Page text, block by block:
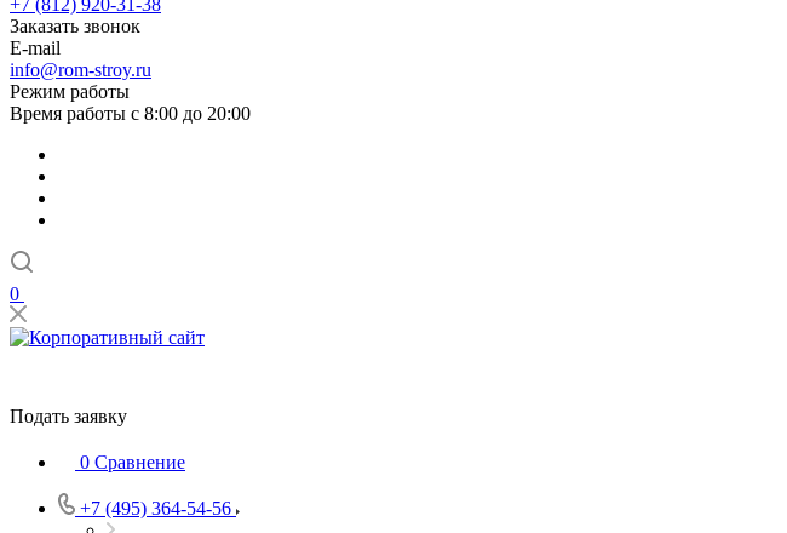
+7 (812) 920-31-38
Заказать звонок
E-mail
info@rom-stroy.ru
Режим работы
Время работы с 8:00 до 20:00
0
Подать заявку
0 Сравнение
+7 (495) 364-54-56